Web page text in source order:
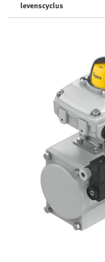
levenscyclus